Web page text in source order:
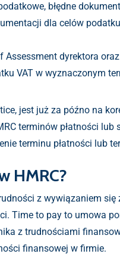
błędne
dla celów
Assessment dyrektora
VAT w wyznaczonym
jest już za późno na
terminów płatności
terminu płatności lub
HMRC?
z wywiązaniem
Time to pay to umowa
z trudnościami
finansowej w firmie.